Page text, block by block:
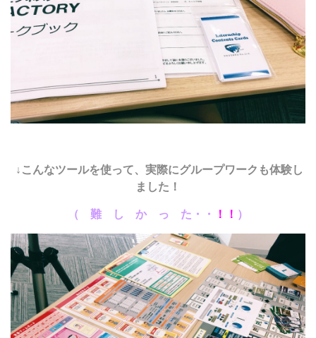
↓こんなツールを使って、実際にグループワークも体験し
ました！
（ 難 し か っ た・・ ！！ ）